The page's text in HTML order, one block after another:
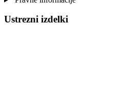
Ustrezni izdelki